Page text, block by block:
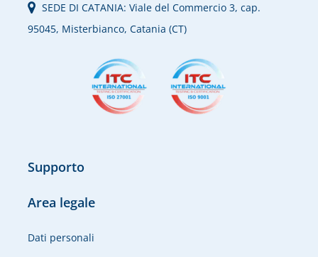
SEDE DI CATANIA: Viale del Commercio 3, cap.
95045, Misterbianco, Catania (CT)
Supporto
Area legale
Dati personali